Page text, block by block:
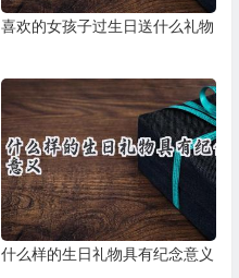
喜欢的女孩子过生日送什么礼物
什么样的生日礼物具有纪念意义